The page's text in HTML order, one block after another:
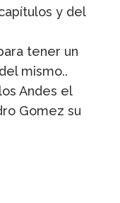
y del
tener un
mismo..
Andes el
Gomez su